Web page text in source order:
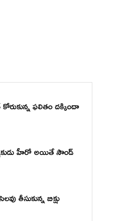
ఫలితం దక్కిందా
హీరో అయితే సౌండ్
తీసుకున్న బిక్షు